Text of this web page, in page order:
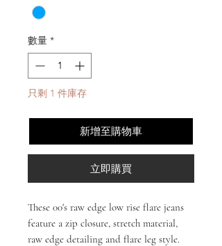
數量 *
只剩 1 件庫存
新增至購物車
立即購買
These 00's raw edge low rise flare jeans
feature a zip closure, stretch material,
raw edge detailing and flare leg style.